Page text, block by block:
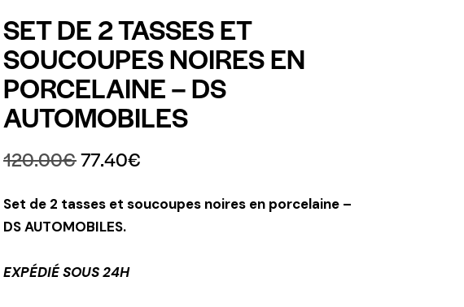
SET DE 2 TASSES ET
SOUCOUPES NOIRES EN
PORCELAINE – DS
AUTOMOBILES
120.00€77.40€
Set de 2 tasses et soucoupes noires en porcelaine –
DS AUTOMOBILES.
EXPÉDIÉ SOUS 24H